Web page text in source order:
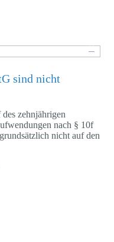
sind nicht
zehnjährigen
nach § 10f
nicht auf den